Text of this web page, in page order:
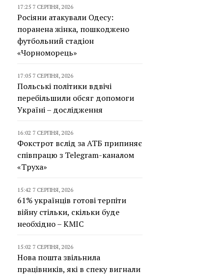
17:25 7 СЕРПНЯ, 2026
Росіяни атакували Одесу:
поранена жінка, пошкоджено
футбольний стадіон
«Чорноморець»
17:05 7 СЕРПНЯ, 2026
Польські політики вдвічі
перебільшили обсяг допомоги
Україні – дослідження
16:02 7 СЕРПНЯ, 2026
Фокстрот вслід за АТБ припиняє
співпрацю з Telegram-каналом
«Труха»
15:42 7 СЕРПНЯ, 2026
61% українців готові терпіти
війну стільки, скільки буде
необхідно – КМІС
15:02 7 СЕРПНЯ, 2026
Нова пошта звільнила
працівників, які в спеку вигнали